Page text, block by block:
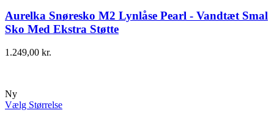
Aurelka Snøresko M2 Lynlåse Pearl - Vandtæt Smal
Sko Med Ekstra Støtte
1.249,00 kr.
Ny
Vælg Størrelse